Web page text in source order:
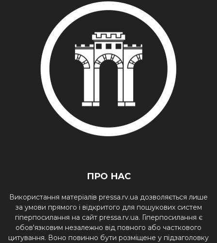
ПРО НАС
Використання матеріалів pressa.rv.ua дозволяється лише
за умови прямого і відкритого для пошукових систем
гіперпосилання на сайт pressa.rv.ua. Гіперпосилання є
обов'язковим незалежно від повного або часткового
цитування. Воно повинно бути розміщене у підзаголовку